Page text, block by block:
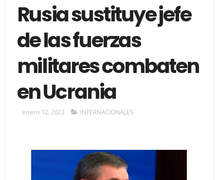
Rusia sustituye jefe
de las fuerzas
militares combaten
en Ucrania
enero 12, 2023 INTERNACIONALES